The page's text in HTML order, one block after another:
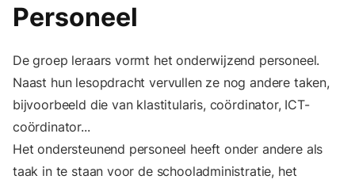
Personeel
De groep leraars vormt het onderwijzend personeel.
Naast hun lesopdracht vervullen ze nog andere taken,
bijvoor­beeld die van klastitularis, coördinator, ICT-
coördinator...
Het ondersteunend personeel heeft onder andere als
taak in te staan voor de schooladministratie, het